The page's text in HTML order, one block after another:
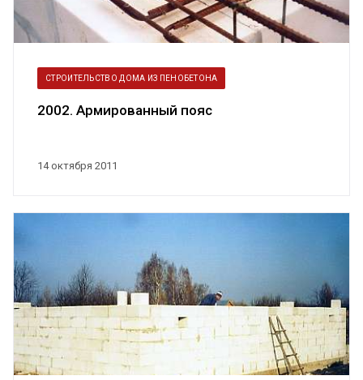
14 октября 2011
СТРОИТЕЛЬСТВО ДОМА ИЗ ПЕНОБЕТОНА
2002. Армированный пояс